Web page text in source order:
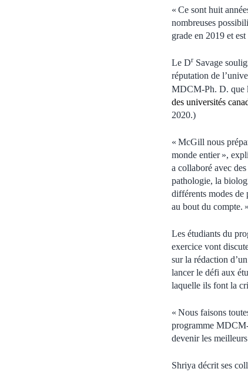
« Ce sont huit
nombreuses
grade en 2019 et
Le Dr Savage
réputation de
MDCM-Ph. D. que
des universités
2020.)
« McGill nous
monde entier »,
a collaboré avec
pathologie, la
différents modes de
au bout du compte. »
Les étudiants du
exercice vont
sur la rédaction
lancer le défi aux
laquelle ils font la
« Nous faisons
programme
devenir les
Shriya décrit ses